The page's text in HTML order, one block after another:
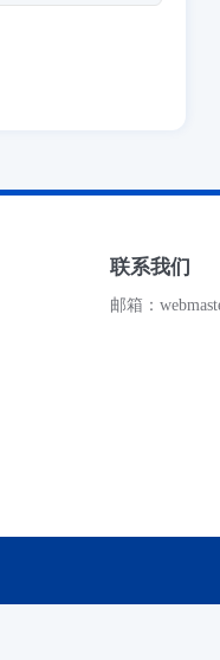
联系我们
邮箱：